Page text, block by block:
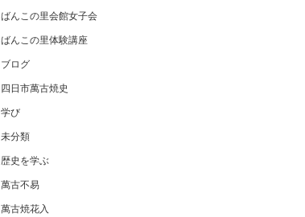
ばんこの里会館女子会
ばんこの里体験講座
ブログ
四日市萬古焼史
学び
未分類
歴史を学ぶ
萬古不易
萬古焼花入